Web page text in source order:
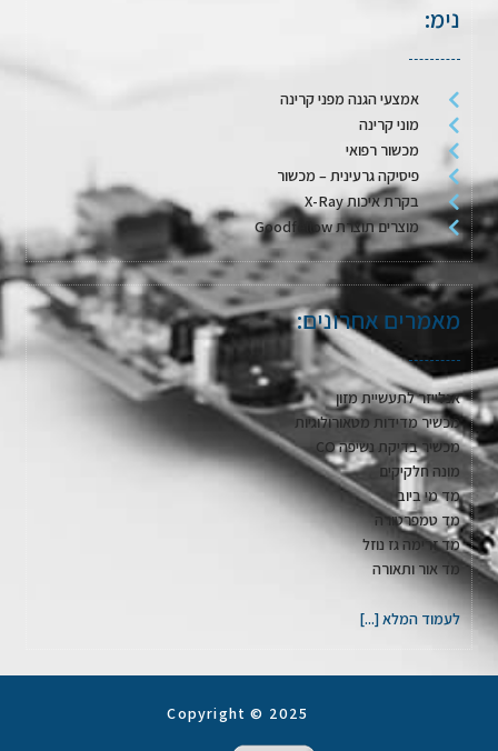
נימ:
אמצעי הגנה מפני קרינה
מוני קרינה
מכשור רפואי
פיסיקה גרעינית – מכשור
בקרת איכות X-Ray
מוצרים תוצרת Goodfellow
מאמרים אחרונים:
אנלייזר לתעשיית מזון
מכשיר מדידות מטאורולוגיות
מכשיר בדיקת נשיפה CO
מונה חלקיקים
מד מי ביוב
מד טמפרטורה
מד זרימה גז נוזל
מד אור ותאורה
לעמוד המלא [...]
Copyright © 2025